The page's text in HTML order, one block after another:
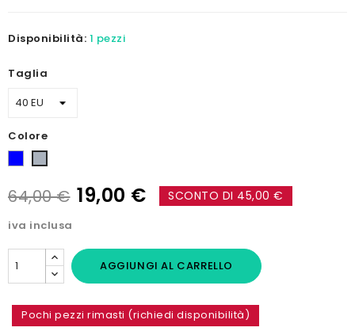
Disponibilità: 1 pezzi
Taglia
Colore
Grigio
64,00 € 19,00 € SCONTO DI 45,00 €
iva inclusa
AGGIUNGI AL CARRELLO
Pochi pezzi rimasti (richiedi disponibilità)